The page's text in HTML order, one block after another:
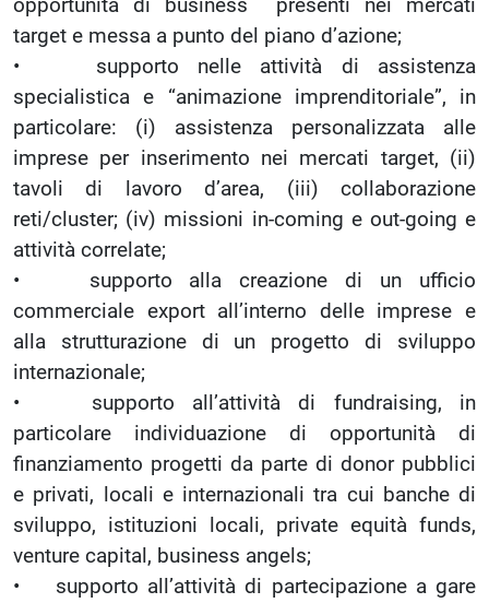
target e messa a punto del piano d’azione;
• supporto nelle attività di assistenza
specialistica e “animazione imprenditoriale”, in
particolare: (i) assistenza personalizzata alle
imprese per inserimento nei mercati target, (ii)
tavoli di lavoro d’area, (iii) collaborazione
reti/cluster; (iv) missioni in-coming e out-going e
attività correlate;
• supporto alla creazione di un ufficio
commerciale export all’interno delle imprese e
alla strutturazione di un progetto di sviluppo
internazionale;
• supporto all’attività di fundraising, in
particolare individuazione di opportunità di
finanziamento progetti da parte di donor pubblici
e privati, locali e internazionali tra cui banche di
sviluppo, istituzioni locali, private equità funds,
venture capital, business angels;
• supporto all’attività di partecipazione a gare